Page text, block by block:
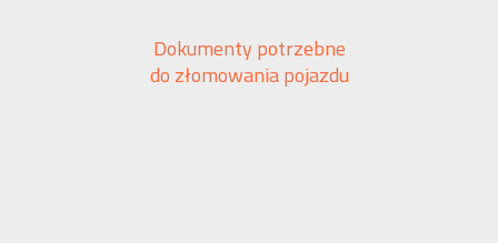
Dokumenty potrzebne
do złomowania pojazdu